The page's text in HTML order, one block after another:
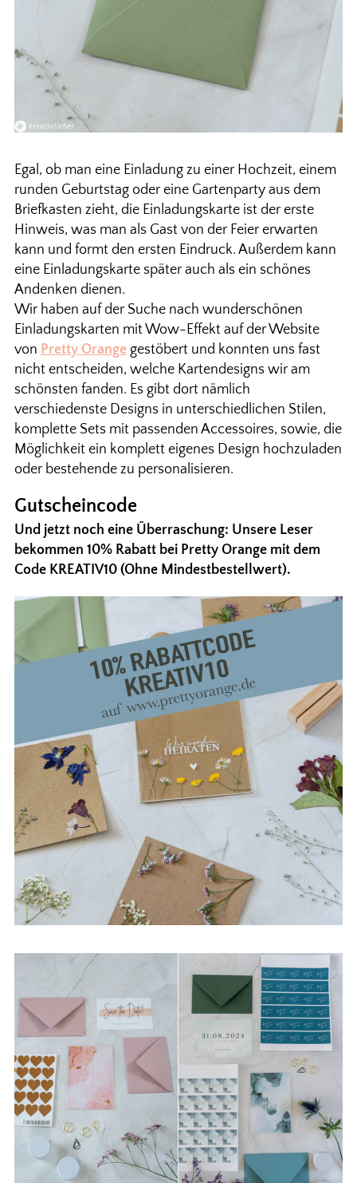
Egal, ob man eine Einladung zu einer Hochzeit, einem
runden Geburtstag oder eine Gartenparty aus dem
Briefkasten zieht, die Einladungskarte ist der erste
Hinweis, was man als Gast von der Feier erwarten
kann und formt den ersten Eindruck. Außerdem kann
eine Einladungskarte später auch als ein schönes
Andenken dienen.
Wir haben auf der Suche nach wunderschönen
Einladungskarten mit Wow-Effekt auf der Website
von Pretty Orangegestöbert und konnten uns fast
nicht entscheiden, welche Kartendesigns wir am
schönsten fanden. Es gibt dort nämlich
verschiedenste Designs in unterschiedlichen Stilen,
komplette Sets mit passenden Accessoires, sowie, die
Möglichkeit ein komplett eigenes Design hochzuladen
oder bestehende zu personalisieren.
Gutscheincode
Und jetzt noch eine Überraschung: Unsere Leser
bekommen 10% Rabatt bei Pretty Orange mit dem
Code KREATIV10 (Ohne Mindestbestellwert).